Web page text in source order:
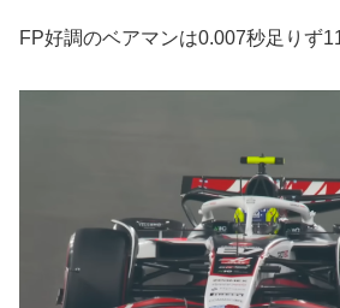
FP好調のベアマンは0.007秒足りず